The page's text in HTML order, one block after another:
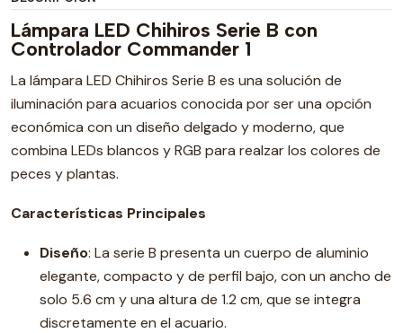
Lámpara LED Chihiros Serie B con
Controlador Commander 1
La lámpara LED Chihiros Serie B es una solución de
iluminación para acuarios conocida por ser una opción
económica con un diseño delgado y moderno, que
combina LEDs blancos y RGB para realzar los colores de
peces y plantas.
Características Principales
Diseño: La serie B presenta un cuerpo de aluminio
elegante, compacto y de perfil bajo, con un ancho de
solo 5.6 cm y una altura de 1.2 cm, que se integra
discretamente en el acuario.